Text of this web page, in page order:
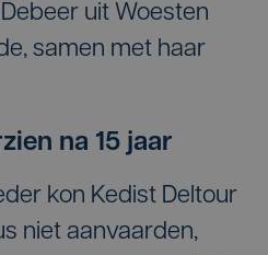
uit Woesten
samen met haar
na 15 jaar
kon Kedist Deltour
niet aanvaarden,